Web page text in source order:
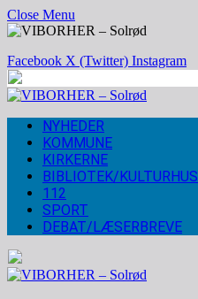
Close Menu
Facebook X (Twitter) Instagram
NYHEDER
KOMMUNE
KIRKERNE
BIBLIOTEK/KULTURHUS
112
SPORT
DEBAT/LÆSERBREVE